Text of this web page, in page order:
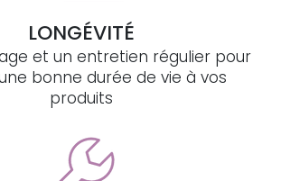
LONGÉVITÉ
et un entretien régulier pour
bonne durée de vie à vos
produits